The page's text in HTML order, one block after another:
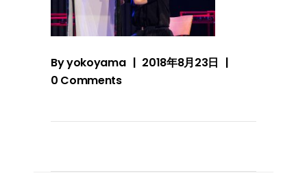
Byyokoyama
2018年8月23日
0 Comments